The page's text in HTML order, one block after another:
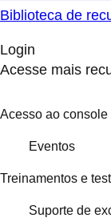
Biblioteca de
Login
Acesse mais
Acesso ao console
Eventos
Treinamentos e
Suporte de